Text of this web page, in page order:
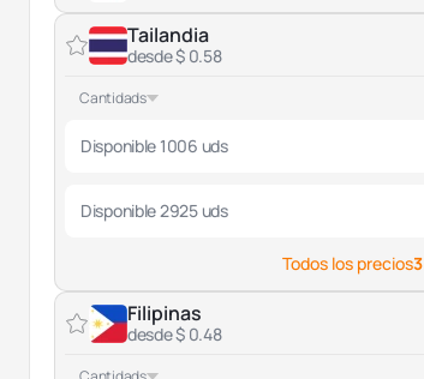
Tailandia
desde $ 0.58
Cantidads
Disponible 1006 uds
Disponible 2925 uds
Todos los precios3
Filipinas
desde $ 0.48